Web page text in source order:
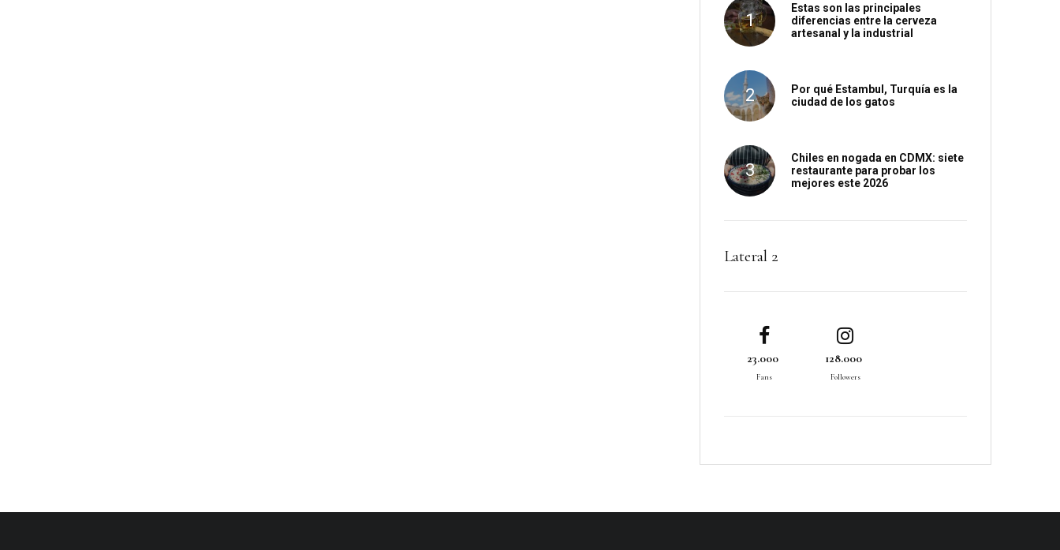
Estas son las principales
diferencias entre la cerveza
artesanal y la industrial
Por qué Estambul, Turquía es la
ciudad de los gatos
Chiles en nogada en CDMX: siete
restaurante para probar los
mejores este 2026
Lateral 2
23.000
Fans
128.000
Followers